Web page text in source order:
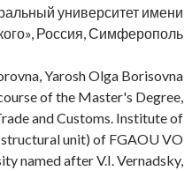
университет имени
Россия, Симферополь
Yarosh Olga Borisovna
of the Master's Degree,
and Customs. Institute of
unit) of FGAOU VO
named after V.I. Vernadsky,